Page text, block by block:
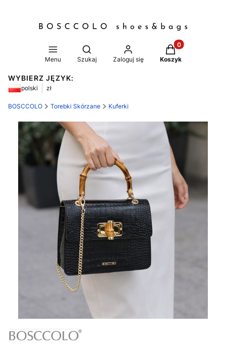
Menu
Otwórz wyszukiwarkę
Szukaj Zaloguj się
Produkty w
Koszyk
WYBIERZ JĘZYK:
polski zł
BOSCCOLO Torebki Skórzane Kuferki